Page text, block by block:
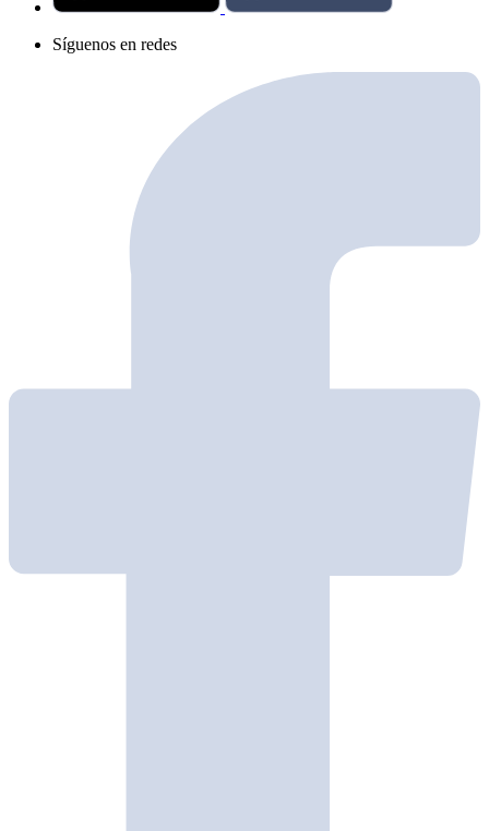
Síguenos en redes